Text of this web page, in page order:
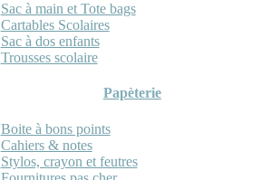
Sac à main et Tote bags
Cartables Scolaires
Sac à dos enfants
Trousses scolaire
Papèterie
Boite à bons points
Cahiers & notes
Stylos, crayon et feutres